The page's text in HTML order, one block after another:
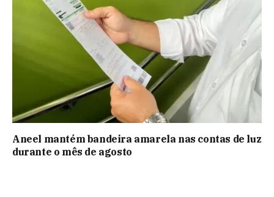
Aneel mantém bandeira amarela nas contas de luz
durante o mês de agosto